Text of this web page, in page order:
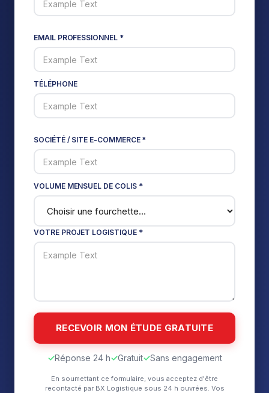
EMAIL PROFESSIONNEL *
TÉLÉPHONE
SOCIÉTÉ / SITE E-COMMERCE *
VOLUME MENSUEL DE COLIS *
VOTRE PROJET LOGISTIQUE *
✓Réponse 24 h✓Gratuit✓Sans engagement
En soumettant ce formulaire, vous acceptez d'être
recontacté par BX Logistique sous 24 h ouvrées. Vos